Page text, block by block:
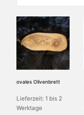
ovales Olivenbrett
Lieferzeit: 1 bis 2
Werktage